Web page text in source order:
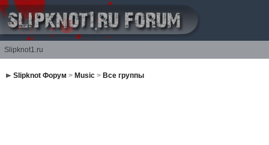
Slipknot1.ru
Slipknot Форум > Music> Все группы